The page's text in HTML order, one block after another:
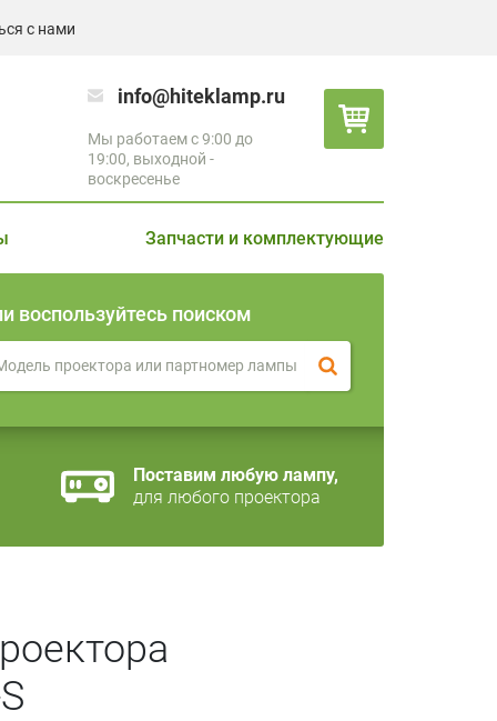
с нами
info@hiteklamp.ru
Мы работаем с 9:00 до
19:00, выходной -
воскресенье
Запчасти и комплектующие
воспользуйтесь поиском
Поставим любую лампу,
для любого проектора